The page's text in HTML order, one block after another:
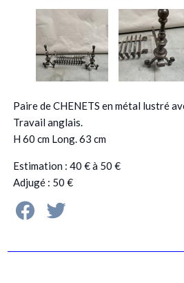
Paire de CHENETS en métal lustré
Travail anglais.
H 60 cm Long. 63 cm
Estimation : 40 € à 50 €
Adjugé : 50 €